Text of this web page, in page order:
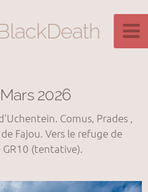
2026
Comus, Prades ,
Fajou. Vers le refuge de
GR10 (tentative).